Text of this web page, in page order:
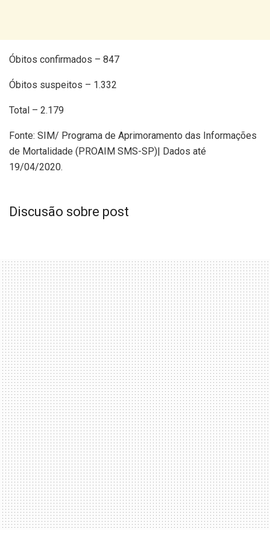
Óbitos confirmados – 847
Óbitos suspeitos – 1.332
Total – 2.179
Fonte: SIM/ Programa de Aprimoramento das Informações
de Mortalidade (PROAIM SMS-SP)| Dados até
19/04/2020.
Discusão sobre post